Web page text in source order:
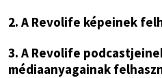
2. A Revolife képeinek
3. A Revolife
médiaanyagainak